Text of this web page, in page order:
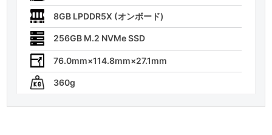
8GB LPDDR5X (オンボード)
256GB M.2 NVMe SSD
76.0mm×114.8mm×27.1mm
360g